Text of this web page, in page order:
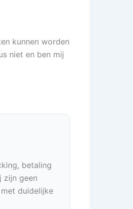
kunnen worden
niet en ben mij
betaling
zijn geen
duidelijke